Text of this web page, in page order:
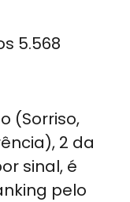
5.568
(Sorriso,
2 da
sinal, é
pelo